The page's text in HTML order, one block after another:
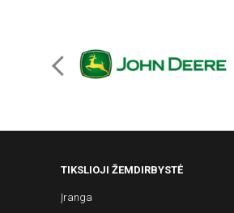
TIKSLIOJI ŽEMDIRBYSTĖ
Įranga